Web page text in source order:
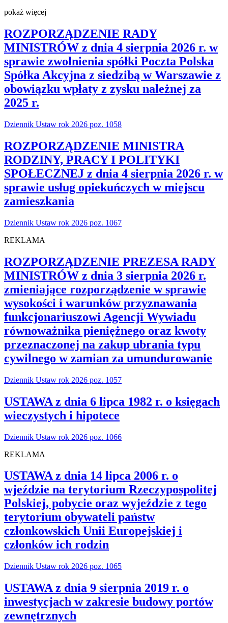
pokaż więcej
ROZPORZĄDZENIE RADY
MINISTRÓW z dnia 4 sierpnia 2026 r. w
sprawie zwolnienia spółki Poczta Polska
Spółka Akcyjna z siedzibą w Warszawie z
obowiązku wpłaty z zysku należnej za
2025 r.
Dziennik Ustaw rok 2026 poz. 1058
ROZPORZĄDZENIE MINISTRA
RODZINY, PRACY I POLITYKI
SPOŁECZNEJ z dnia 4 sierpnia 2026 r. w
sprawie usług opiekuńczych w miejscu
zamieszkania
Dziennik Ustaw rok 2026 poz. 1067
REKLAMA
ROZPORZĄDZENIE PREZESA RADY
MINISTRÓW z dnia 3 sierpnia 2026 r.
zmieniające rozporządzenie w sprawie
wysokości i warunków przyznawania
funkcjonariuszowi Agencji Wywiadu
równoważnika pieniężnego oraz kwoty
przeznaczonej na zakup ubrania typu
cywilnego w zamian za umundurowanie
Dziennik Ustaw rok 2026 poz. 1057
USTAWA z dnia 6 lipca 1982 r. o księgach
wieczystych i hipotece
Dziennik Ustaw rok 2026 poz. 1066
REKLAMA
USTAWA z dnia 14 lipca 2006 r. o
wjeździe na terytorium Rzeczypospolitej
Polskiej, pobycie oraz wyjeździe z tego
terytorium obywateli państw
członkowskich Unii Europejskiej i
członków ich rodzin
Dziennik Ustaw rok 2026 poz. 1065
USTAWA z dnia 9 sierpnia 2019 r. o
inwestycjach w zakresie budowy portów
zewnętrznych